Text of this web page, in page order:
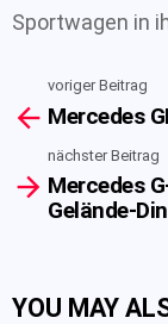
Sportwagen in
more
voriger Beitrag
Mercedes
nächster Beitrag
Mercedes
Gelände-
YOU MAY